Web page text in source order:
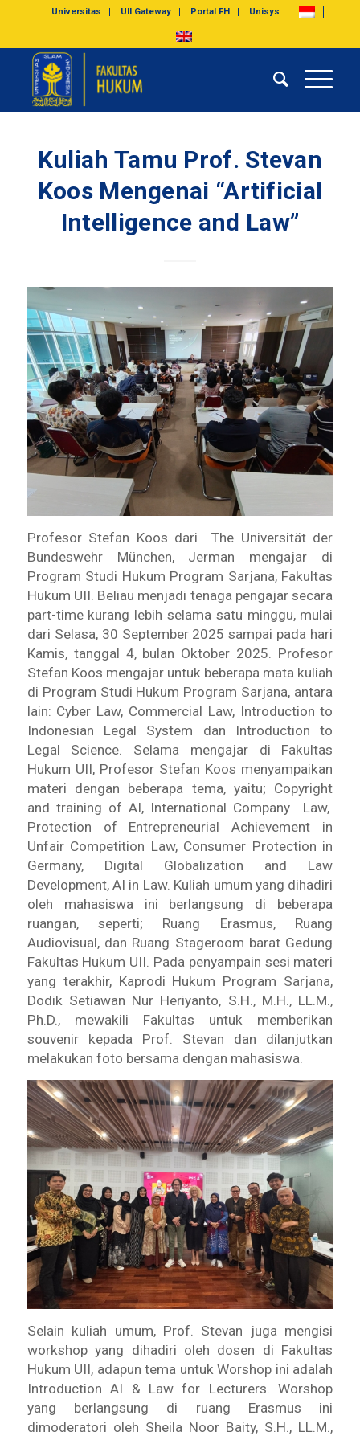
Universitas UII Gateway Portal FH Unisys
Kuliah Tamu Prof. Stevan
Koos Mengenai “Artificial
Intelligence and Law”
Profesor Stefan Koos dari
The Universität der
Bundeswehr München, Jerman mengajar di
Program Studi Hukum Program Sarjana, Fakultas
Hukum UII. Beliau menjadi tenaga pengajar secara
part-time kurang lebih selama satu minggu, mulai
dari Selasa, 30 September 2025 sampai pada hari
Kamis, tanggal 4, bulan Oktober 2025. Profesor
Stefan Koos mengajar untuk beberapa mata kuliah
di Program Studi Hukum Program Sarjana, antara
lain: Cyber Law, Commercial Law, Introduction to
Indonesian Legal System dan Introduction to
Legal Science. Selama mengajar di Fakultas
Hukum UII, Profesor Stefan Koos menyampaikan
materi dengan beberapa tema, yaitu; Copyright
and training of AI, International Company Law,
Protection of Entrepreneurial Achievement in
Unfair Competition Law, Consumer Protection in
Germany, Digital Globalization and Law
Development, AI in Law. Kuliah umum yang dihadiri
oleh mahasiswa ini berlangsung di beberapa
ruangan, seperti; Ruang Erasmus, Ruang
Audiovisual, dan Ruang Stageroom barat Gedung
Fakultas Hukum UII. Pada penyampain sesi materi
yang terakhir, Kaprodi Hukum Program Sarjana,
Dodik Setiawan Nur Heriyanto, S.H., M.H., LL.M.,
Ph.D., mewakili Fakultas untuk memberikan
souvenir kepada Prof. Stevan dan dilanjutkan
melakukan foto bersama dengan mahasiswa.
Selain kuliah umum, Prof. Stevan juga mengisi
workshop yang dihadiri oleh dosen di Fakultas
Hukum UII, adapun tema untuk Worshop ini adalah
Introduction AI & Law for Lecturers. Worshop
yang berlangsung di ruang Erasmus ini
dimoderatori oleh Sheila Noor Baity, S.H., LL.M.,